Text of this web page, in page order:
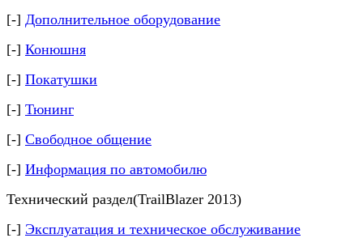
[-] Дополнительное оборудование
[-] Конюшня
[-] Покатушки
[-] Тюнинг
[-] Свободное общение
[-] Информация по автомобилю
Технический раздел(TrailBlazer 2013)
[-] Эксплуатация и техническое обслуживание